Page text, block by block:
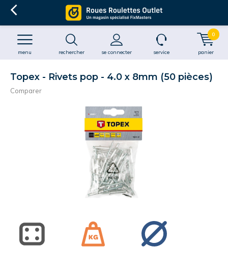
rechercher se connecter
menu service panier
0
Topex - Rivets pop - 4.0 x 8mm (50 pièces)
Comparer